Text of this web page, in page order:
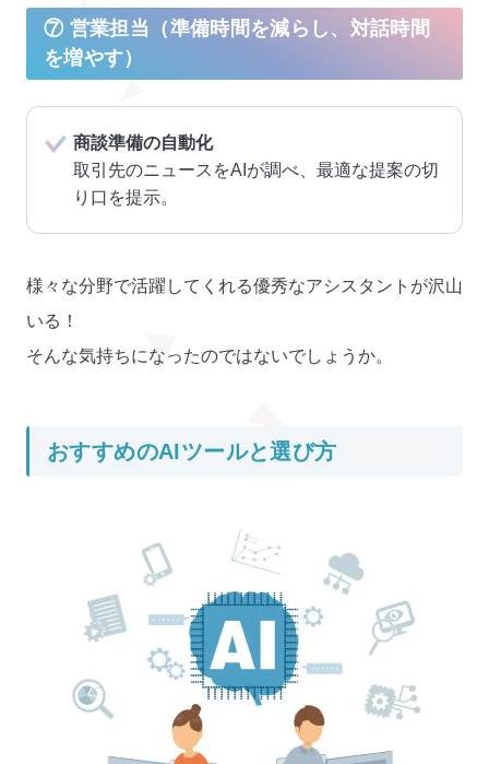
⑦ 営業担当（準備時間を減らし、対話時間
を増やす）
商談準備の自動化
取引先のニュースをAIが調べ、最適な提案の切
り口を提示。
様々な分野で活躍してくれる優秀なアシスタントが沢山
いる！
そんな気持ちになったのではないでしょうか。
おすすめのAIツールと選び方